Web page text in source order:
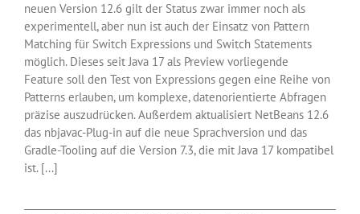
neuen Version 12.6 gilt der Status zwar immer noch als
experimentell, aber nun ist auch der Einsatz von Pattern
Matching für Switch Expressions und Switch Statements
möglich. Dieses seit Java 17 als Preview vorliegende
Feature soll den Test von Expressions gegen eine Reihe von
Patterns erlauben, um komplexe, datenorientierte Abfragen
präzise auszudrücken. Außerdem aktualisiert NetBeans 12.6
das nbjavac-Plug-in auf die neue Sprachversion und das
Gradle-Tooling auf die Version 7.3, die mit Java 17 kompatibel
ist. [...]